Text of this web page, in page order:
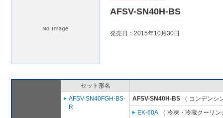
AFSV-SN40H-BS
発売日：2015年10月30日
セット形名
AFSV-SN40FGH-BS-
R
AFSV-SN40H-BS （ コンデンシ
EK-60A （ 冷凍・冷蔵クーリ